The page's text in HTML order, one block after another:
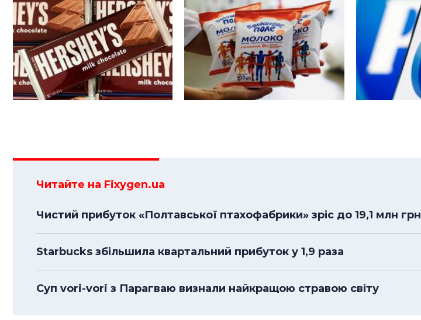
Читайте на Fixygen.ua
Чистий прибуток «Полтавської птахофабрики» зріс до 19,1 млн грн
Starbucks збільшила квартальний прибуток у 1,9 раза
Суп vori-vori з Парагваю визнали найкращою стравою світу